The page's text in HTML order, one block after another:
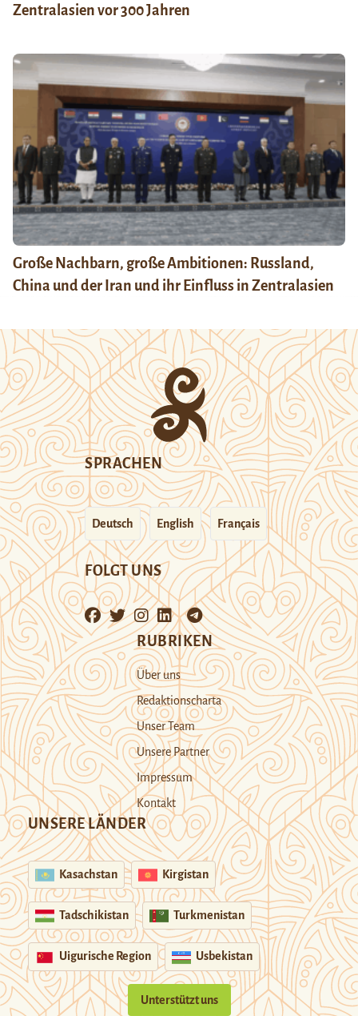
Zentralasien vor 300 Jahren
Große Nachbarn, große Ambitionen: Russland,
China und der Iran und ihr Einfluss in Zentralasien
SPRACHEN
Deutsch English Français
FOLGT UNS
RUBRIKEN
Über uns
Redaktionscharta
Unser Team
Unsere Partner
Impressum
Kontakt
UNSERE LÄNDER
Kasachstan Kirgistan
Tadschikistan Turkmenistan
Uigurische Region Usbekistan
Unterstützt uns